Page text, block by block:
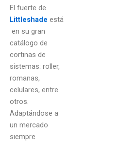
El fuerte de
Littleshade está
en su gran
catálogo de
cortinas de
sistemas: roller,
romanas,
celulares, entre
otros.
Adaptándose a
un mercado
siempre